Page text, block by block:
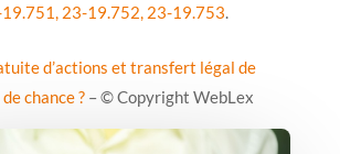
23-19.752, 23-19.753.
d’actions et transfert légal de
chance ? – © Copyright WebLex